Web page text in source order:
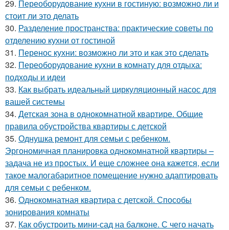
29. Переоборудование кухни в гостиную: возможно ли и
стоит ли это делать
30. Разделение пространства: практические советы по
отделению кухни от гостиной
31. Перенос кухни: возможно ли это и как это сделать
32. Переоборудование кухни в комнату для отдыха:
подходы и идеи
33. Как выбрать идеальный циркуляционный насос для
вашей системы
34. Детская зона в однокомнатной квартире. Общие
правила обустройства квартиры с детской
35. Однушка ремонт для семьи с ребенком.
Эргономичная планировка однокомнатной квартиры –
задача не из простых. И еще сложнее она кажется, если
такое малогабаритное помещение нужно адаптировать
для семьи с ребенком.
36. Однокомнатная квартира с детской. Способы
зонирования комнаты
37. Как обустроить мини-сад на балконе. С чего начать